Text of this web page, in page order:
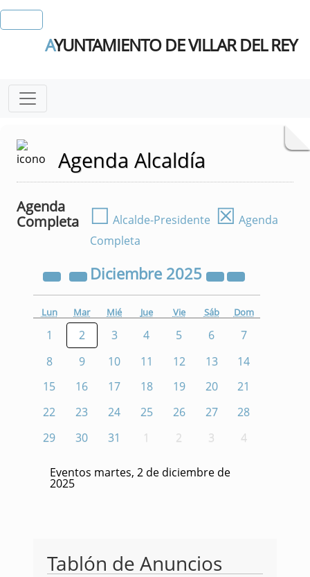
AYUNTAMIENTO DE VILLAR DEL REY
Agenda Alcaldía
Agenda
Completa
☐ Alcalde-Presidente ☒ Agenda
Completa
Diciembre 2025
Lun Mar Mié Jue Vie Sáb Dom
1 2 3 4 5 6
7
8
9 10 11 12 13
14
15
16 17 18 19 20
21
22
23 24 25 26 27
28
29
30 31 1 2 3 4
Eventos martes, 2 de diciembre de
2025
Tablón de Anuncios